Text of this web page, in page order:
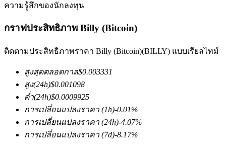
ฟิวเจอร์ส COIN-M
TradFi
อนุพันธ์ของหุ้น ฟอเร็กซ์ โลหะมีค่า และสินค้าโภคภัณฑ์
ความรู้สึกของนักลงทุน
กราฟประสิทธิภาพ Billy (Bitcoin)
ติดตามประสิทธิภาพราคา Billy (Bitcoin)(BILLY) แบบเรียลไทม์
สูงสุดตลอดกาล$0.003331
สูง(24h)$0.001098
ต่ำ(24h)$0.0009925
การเปลี่ยนแปลงราคา (1h)-0.01%
การเปลี่ยนแปลงราคา (24h)-4.07%
การเปลี่ยนแปลงราคา (7d)-8.17%